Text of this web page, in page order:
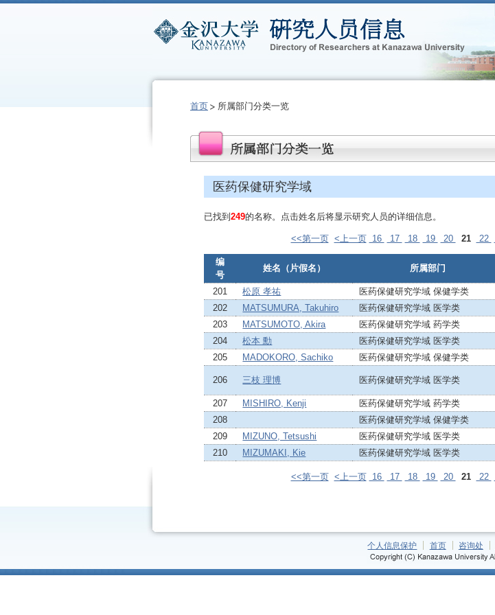
首页 所属部门分类一览
医药保健研究学域
已找到 249的名称。点击姓名后将显示研究人员的详细信息。
<<第一页 <上一页 16 17 18 19 20 21 22
编
号
姓名（片假名） 所属部门
201 松原 孝祐 医药保健研究学域 保健学类
202 MATSUMURA, Takuhiro 医药保健研究学域 医学类
203 MATSUMOTO, Akira 医药保健研究学域 药学类
204 松本 勳 医药保健研究学域 医学类
205 MADOKORO, Sachiko 医药保健研究学域 保健学类
206 三枝 理博 医药保健研究学域 医学类
207
MISHIRO, Kenji 医药保健研究学域 药学类
208 医药保健研究学域 保健学类
209 MIZUNO, Tetsushi 医药保健研究学域 医学类
210 MIZUMAKI, Kie 医药保健研究学域 医学类
<<第一页 <上一页 16 17 18 19 20 21 22
个人信息保护 首页 咨询处